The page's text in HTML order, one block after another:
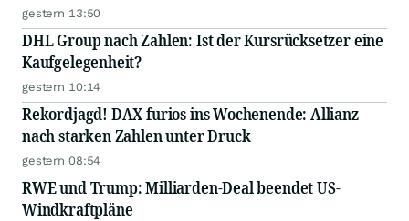
gestern 13:50
DHL Group nach Zahlen: Ist der Kursrücksetzer eine
Kaufgelegenheit?
gestern 10:14
Rekordjagd! DAX furios ins Wochenende: Allianz
nach starken Zahlen unter Druck
gestern 08:54
RWE und Trump: Milliarden-Deal beendet US-
Windkraftpläne